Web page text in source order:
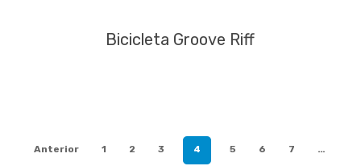
Bicicleta Groove Riff
Anterior 1 2 3 4 5 6 7 …